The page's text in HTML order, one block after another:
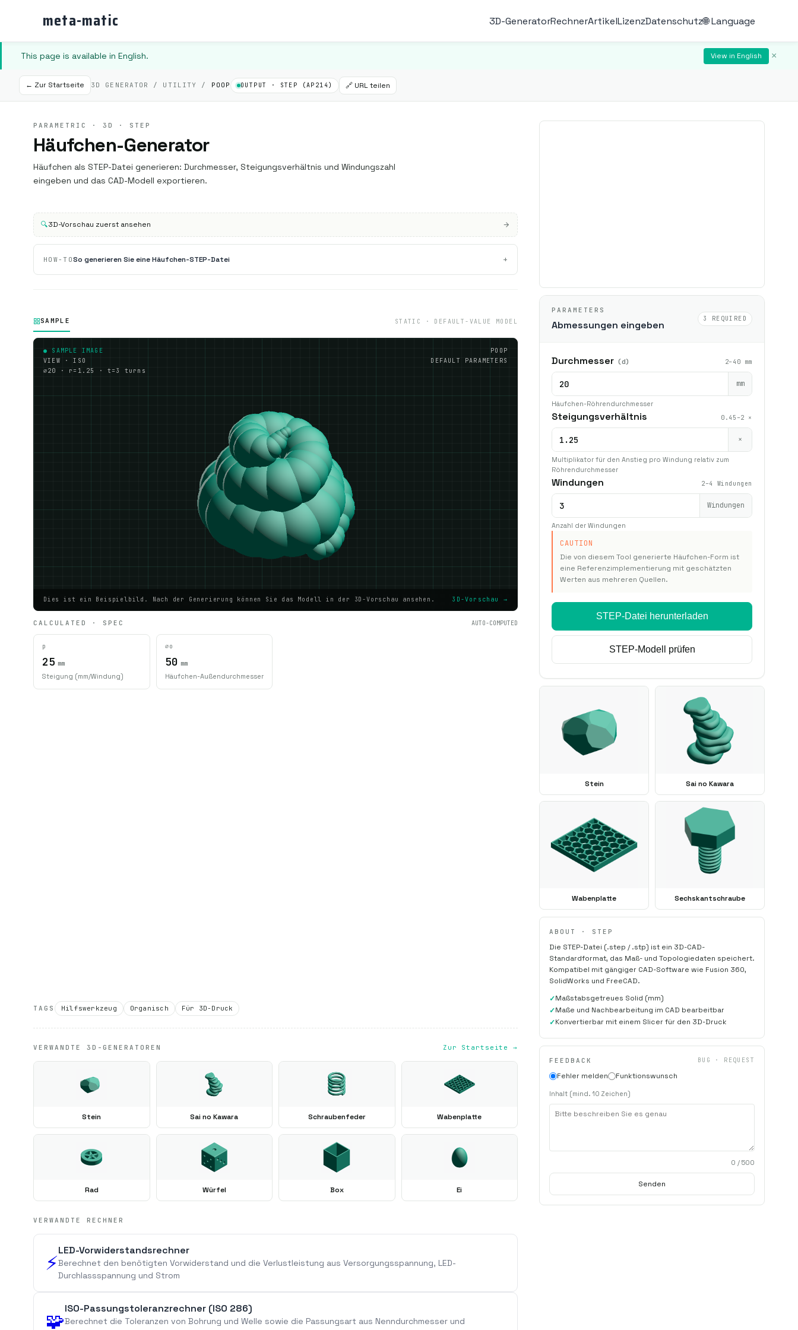
meta-matic 3D-GeneratorRechnerArtikelLizenzDatenschutz🌐 Language
This page is available in English. View in English ×
← Zur Startseite 3D GENERATOR / UTILITY / POOP OUTPUT · STEP (AP214) 🔗 URL teilen
PARAMETRIC · 3D · STEP
Häufchen-Generator
Häufchen als STEP-Datei generieren: Durchmesser, Steigungsverhältnis und Windungszahl
eingeben und das CAD-Modell exportieren.
🔍3D-Vorschau zuerst ansehen
HOW-TOSo generieren Sie eine Häufchen-STEP-Datei +
SAMPLE STATIC · DEFAULT-VALUE MODEL
● SAMPLE IMAGE
VIEW · ISO
⌀20 · r=1.25 · t=3 turns
POOP
DEFAULT PARAMETERS
Dies ist ein Beispielbild. Nach der Generierung können Sie das Modell in der 3D-Vorschau ansehen. 3D-Vorschau →
CALCULATED · SPEC AUTO-COMPUTED
p
25 mm
Steigung (mm/Windung)
⌀o
50 mm
Häufchen-Außendurchmesser
TAGS Hilfswerkzeug Organisch Für 3D-Druck
VERWANDTE 3D-GENERATOREN Zur Startseite →
Stein Sai no Kawara Schraubenfeder Wabenplatte
Rad Würfel Box Ei
VERWANDTE RECHNER
⚡
LED-Vorwiderstandsrechner
Berechnet den benötigten Vorwiderstand und die Verlustleistung aus Versorgungsspannung, LED-
Durchlassspannung und Strom
🧩
ISO-Passungstoleranzrechner (ISO 286)
Berechnet die Toleranzen von Bohrung und Welle sowie die Passungsart aus Nenndurchmesser und
PARAMETERS
Abmessungen eingeben
3 REQUIRED
Durchmesser (d) 2–40 mm
mm
Häufchen-Röhrendurchmesser
Steigungsverhältnis 0.45–2 ×
×
Multiplikator für den Anstieg pro Windung relativ zum
Röhrendurchmesser
Windungen 2–4 Windungen
Windungen
Anzahl der Windungen
CAUTION
Die von diesem Tool generierte Häufchen-Form ist
eine Referenzimplementierung mit geschätzten
Werten aus mehreren Quellen.
STEP-Datei herunterladen
STEP-Modell prüfen
Stein Sai no Kawara
Wabenplatte Sechskantschraube
ABOUT · STEP
Die STEP-Datei (.step / .stp) ist ein 3D-CAD-
Standardformat, das Maß- und Topologiedaten speichert.
Kompatibel mit gängiger CAD-Software wie Fusion 360,
SolidWorks und FreeCAD.
Maßstabsgetreues Solid (mm)
Maße und Nachbearbeitung im CAD bearbeitbar
Konvertierbar mit einem Slicer für den 3D-Druck
FEEDBACK BUG · REQUEST
Fehler melden Funktionswunsch
Inhalt (mind. 10 Zeichen)
0 / 500
Senden